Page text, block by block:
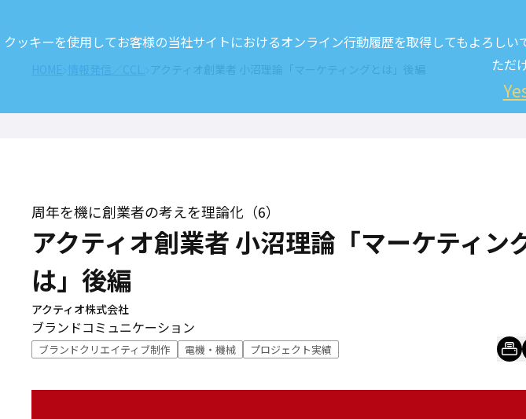
アクティオ創業者 小沼理論「マーケティングとは」後編
周年を機に創業者の考えを理論化（6）
アクティオ創業者 小沼理論「マーケティン
は」後編
アクティオ株式会社
ブランドコミュニケーション
ブランドクリエイティブ制作 電機・機械 プロジェクト実績
クッキーを使用してお客様の当社サイトにおけるオンライン行動履歴を取得してもよろし
ただ